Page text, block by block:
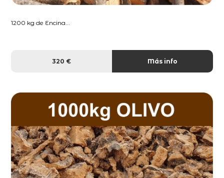
1200 kg de Encina...
320 € Más info